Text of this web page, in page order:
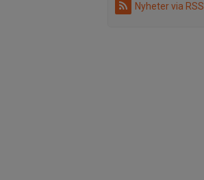
Nyheter via RSS